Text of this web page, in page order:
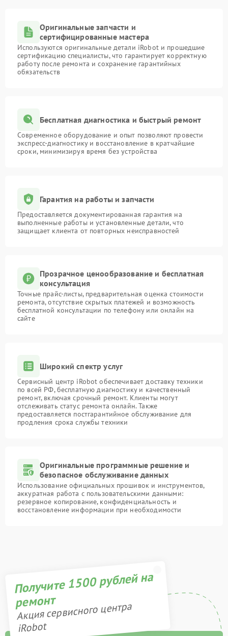
Оригинальные запчасти и
сертифицированные мастера
Используются оригинальные детали iRobot и прошедшие
сертификацию специалисты, что гарантирует корректную
работу после ремонта и сохранение гарантийных
обязательств
Бесплатная диагностика и быстрый ремонт
Современное оборудование и опыт позволяют провести
экспресс-диагностику и восстановление в кратчайшие
сроки, минимизируя время без устройства
Гарантия на работы и запчасти
Предоставляется документированная гарантия на
выполненные работы и установленные детали, что
защищает клиента от повторных неисправностей
Прозрачное ценообразование и бесплатная
консультация
Точные прайс-листы, предварительная оценка стоимости
ремонта, отсутствие скрытых платежей и возможность
бесплатной консультации по телефону или онлайн на
сайте
Широкий спектр услуг
Сервисный центр iRobot обеспечивает доставку техники
по всей РФ, бесплатную диагностику и качественный
ремонт, включая срочный ремонт. Клиенты могут
отслеживать статус ремонта онлайн. Также
предоставляется постгарантийное обслуживание для
продления срока службы техники
Оригинальные программные решение и
безопасное обслуживание данных
Использование официальных прошивок и инструментов,
аккуратная работа с пользовательскими данными:
резервное копирование, конфиденциальность и
восстановление информации при необходимости
Получите 1500 рублей на
ремонт
Акция сервисного центра
iRobot